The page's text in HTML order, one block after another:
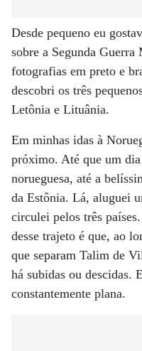
Desde pequeno eu
sobre a Segunda
fotografias em preto e
descobri os três
Letônia e Lituânia.
Em minhas idas à
próximo. Até que um
norueguesa, até a
da Estônia. Lá, aluguei
circulei pelos três
desse trajeto é que, ao
que separam Talim de
há subidas ou descidas.
constantemente plana.